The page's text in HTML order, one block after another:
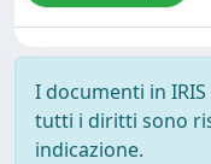
I documenti in
tutti i diritti sono
indicazione.